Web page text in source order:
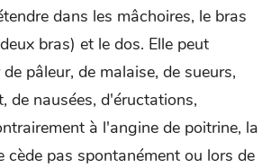
dans les mâchoires, le bras
bras) et le dos. Elle peut
pâleur, de malaise, de sueurs,
de nausées, d'éructations,
à l'angine de poitrine, la
cède pas spontanément ou lors de